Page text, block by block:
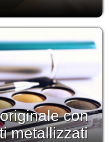
con
metallizzati